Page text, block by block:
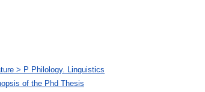
> P Philology. Linguistics
of the Phd Thesis